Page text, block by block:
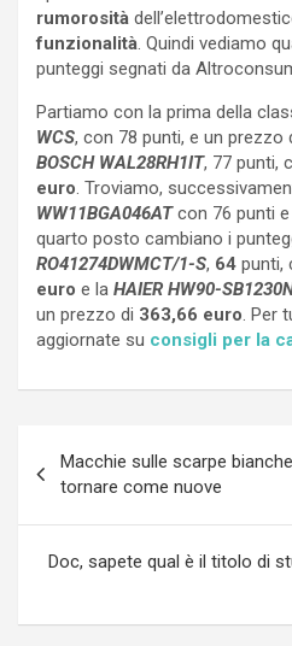
rumorosità
funzionalità. Quindi vediamo
punteggi segnati da
Partiamo con la prima della
WCS, con 78 punti, e un prezzo
BOSCH WAL28RH1IT, 77 punti,
euro. Troviamo,
WW11BGA046ATcon 76 punti
quarto posto cambiano i
RO41274DWMCT/1-S, 64 punti,
euro e la HAIER HW90-
un prezzo di 363,66 euro. Per
aggiornate su consigli per la
articoli
Macchie sulle scarpe
tornare come nuove
Doc, sapete qual è il titolo di